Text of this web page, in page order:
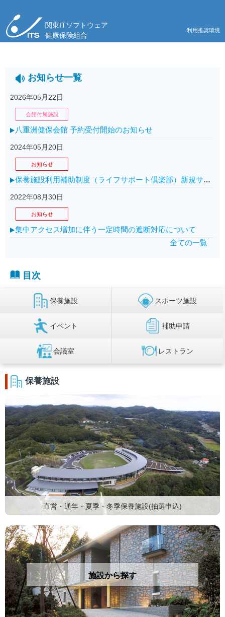
関東ITソフトウェア
健康保険組合
利用推奨環境
お知らせ一覧
2026年05月22日
会館付属施設
八重洲健保会館 予約受付開始のお知らせ
2024年05月20日
お知らせ
保養施設利用補助制度（ライフサポート倶楽部）新規サービス受付開始のお知らせ
2022年08月30日
お知らせ
集中アクセス増加に伴う一定時間の遮断対応について
全ての一覧
目次
保養施設 スポーツ施設
イベント 補助申請
会議室 レストラン
保養施設
直営・通年・夏季・冬季保養施設(抽選申込)
施設から探す